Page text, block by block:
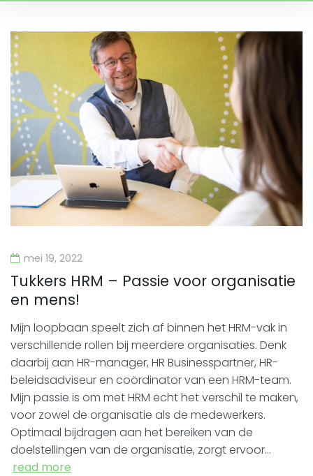
Tag:
bedrijven
mei 19, 2022
Tukkers HRM – Passie voor organisatie
en mens!
Mijn loopbaan speelt zich af binnen het HRM-vak in
verschillende rollen bij meerdere organisaties. Denk
daarbij aan HR-manager, HR Businesspartner, HR-
beleidsadviseur en coördinator van een HRM-team.
Mijn passie is om met HRM echt het verschil te maken,
voor zowel de organisatie als de medewerkers.
Optimaal bijdragen aan het bereiken van de
doelstellingen van de organisatie, zorgt ervoor…
read more